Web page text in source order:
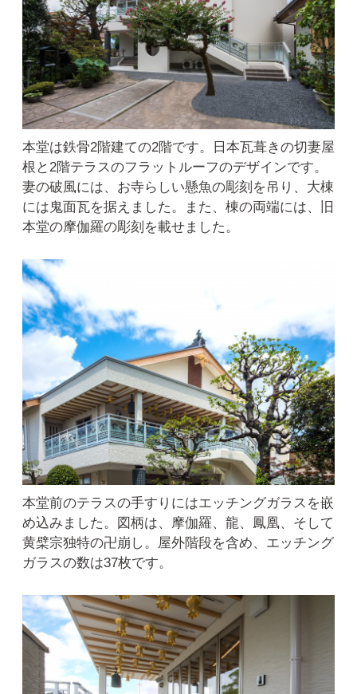
本堂は鉄骨2階建ての2階です。日本瓦葺きの切妻屋
根と2階テラスのフラットルーフのデザインです。
妻の破風には、お寺らしい懸魚の彫刻を吊り、大棟
には鬼面瓦を据えました。また、棟の両端には、旧
本堂の摩伽羅の彫刻を載せました。
本堂前のテラスの手すりにはエッチングガラスを嵌
め込みました。図柄は、摩伽羅、龍、鳳凰、そして
黄檗宗独特の卍崩し。屋外階段を含め、エッチング
ガラスの数は37枚です。